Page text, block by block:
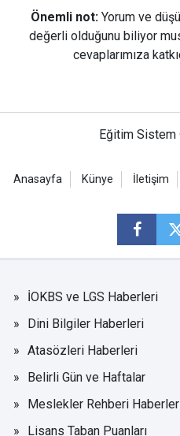
Önemli not: Yorum ve
değerli olduğunu biliyor
cevaplarımıza
Eğitim
Anasayfa Künye İletişim
İOKBS ve LGS Haberleri
Dini Bilgiler Haberleri
Atasözleri Haberleri
Belirli Gün ve Haftalar
Meslekler Rehberi
Lisans Taban Puanları